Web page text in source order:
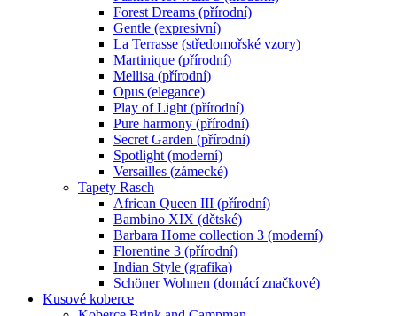
Forest Dreams (přírodní)
Gentle (expresivní)
La Terrasse (středomořské vzory)
Martinique (přírodní)
Mellisa (přírodní)
Opus (elegance)
Play of Light (přírodní)
Pure harmony (přírodní)
Secret Garden (přírodní)
Spotlight (moderní)
Versailles (zámecké)
Tapety Rasch
African Queen III (přírodní)
Bambino XIX (dětské)
Barbara Home collection 3 (moderní)
Florentine 3 (přírodní)
Indian Style (grafika)
Schöner Wohnen (domácí značkové)
Kusové koberce